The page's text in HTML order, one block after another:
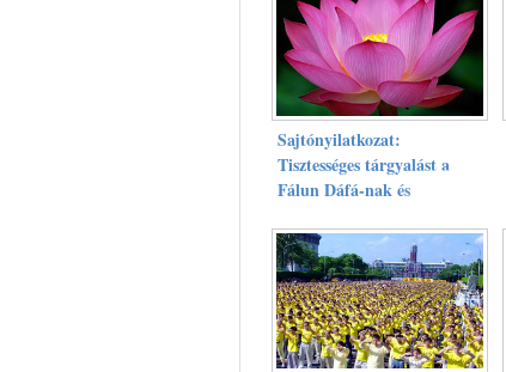
Sajtónyilatkozat:
Tisztességes tárgyalást a
Fálun Dáfá-nak és
Oroszországban